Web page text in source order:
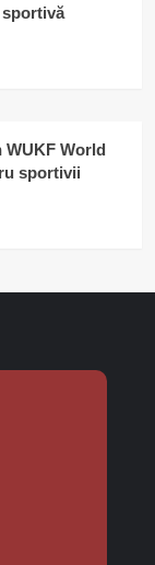
WUKF World
sportivii